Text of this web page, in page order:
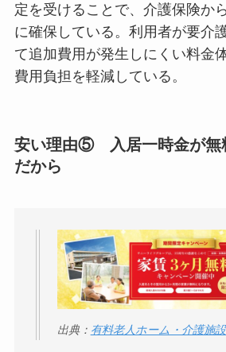
定を受けることで、介護保険か
に確保している。利用者が要介
て追加費用が発生しにくい料金
費用負担を軽減している。
安い理由⑤
入居一時金が
だから
出典： 有料老人ホーム・介護施